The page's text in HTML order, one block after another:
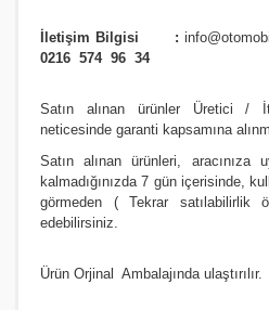
İletişim Bilgisi :
0216 574 96 34
Satın alınan ürünler Üretici /
neticesinde garanti kapsamına
Satın alınan ürünleri, aracınıza
kalmadığınızda 7 gün içerisinde,
görmeden ( Tekrar satılabilirlik
edebilirsiniz.
Ürün Orjinal Ambalajında ulaştırılır.